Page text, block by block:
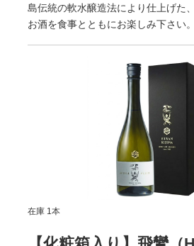
島伝統の軟水醸造法により仕上げた
お酒を食事とともにお楽しみ下さい。
在庫 1本